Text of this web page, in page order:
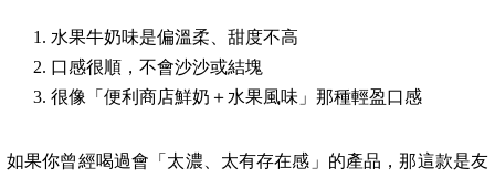
水果牛奶味是偏溫柔、甜度不高
口感很順，不會沙沙或結塊
很像「便利商店鮮奶＋水果風味」那種輕盈口感
如果你曾經喝過會「太濃、太有存在感」的產品，那這款是友